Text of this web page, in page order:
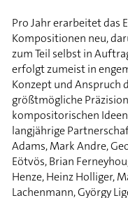
Pro Jahr erarbeitet das
Kompositionen neu,
zum Teil selbst in
erfolgt zumeist in
Konzept und Anspruch
größtmögliche
kompositorischen
langjährige
Adams, Mark Andre,
Eötvös, Brian
Henze, Heinz Holliger,
Lachenmann, György